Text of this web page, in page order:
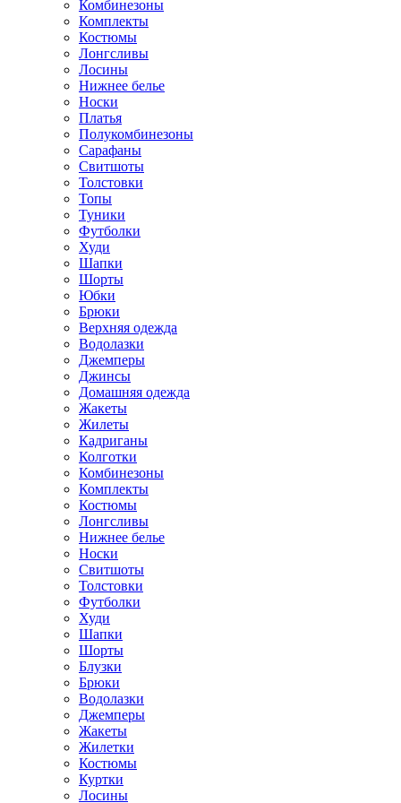
Комбинезоны
Комплекты
Костюмы
Лонгсливы
Лосины
Нижнее белье
Носки
Платья
Полукомбинезоны
Сарафаны
Свитшоты
Толстовки
Топы
Туники
Футболки
Худи
Шапки
Шорты
Юбки
Брюки
Верхняя одежда
Водолазки
Джемперы
Джинсы
Домашняя одежда
Жакеты
Жилеты
Кадриганы
Колготки
Комбинезоны
Комплекты
Костюмы
Лонгсливы
Нижнее белье
Носки
Свитшоты
Толстовки
Футболки
Худи
Шапки
Шорты
Блузки
Брюки
Водолазки
Джемперы
Жакеты
Жилетки
Костюмы
Куртки
Лосины